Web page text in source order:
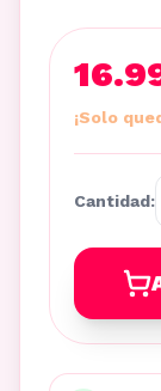
¡Solo
Cantidad: